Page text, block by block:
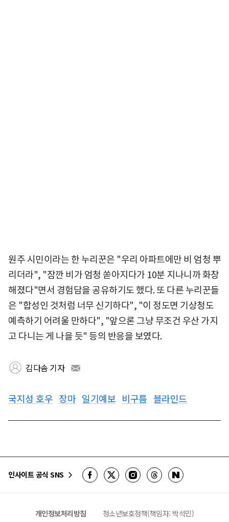
원주 시민이라는 한 누리꾼은 "우리 아파트에만 비 엄청 뿌
리더라", "잠깐 비가 엄청 쏟아지다가 10분 지나니까 화창
해졌다"면서 경험담을 공유하기도 했다. 또 다른 누리꾼들
은 "합성인 것처럼 너무 신기하다", "이 정도면 기상청도
예측하기 어려울 만하다", "앞으론 그냥 무조건 우산 가지
고 다니는 게 나을 듯" 등의 반응을 보였다.
김다솜 기자
국지성 호우 장마 일기예보 비구름 블라인드
인사이트 공식 SNS
개인정보처리방침 청소년보호정책(책임자: 박석민)